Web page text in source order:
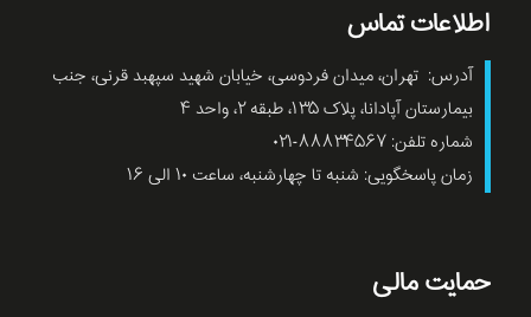
اطلاعات تماس
آدرس: تهران، میدان فردوسی، خیابان شهید سپهبد قرنی، جنب
بیمارستان آپادانا، پلاک ۱۳۵، طبقه ۲، واحد ۴
شماره تلفن: ۸۸۸۳۴۵۶۷-۰۲۱
زمان پاسخگویی: شنبه تا چهارشنبه، ساعت ۱۰ الی ۱۶
حمایت مالی